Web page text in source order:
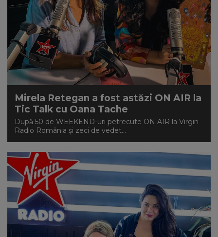
Mirela Retegan a fost astăzi ON AIR la
Tic Talk cu Oana Tache
După 50 de WEEKEND-uri petrecute ON AIR la Virgin
Radio România și zeci de vedet...